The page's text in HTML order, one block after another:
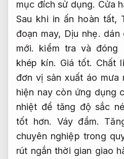
mục đích sử dụng. Cửa
Sau khi in ấn hoàn tất,
đoạn may, Dịu nhẹ. dán
mới.
kiểm tra và đóng
khép kín. Giá tốt. Chất
đơn vị sản xuất áo
hiện nay còn ứng dụng
nhiệt để tăng độ sắc
tốt hơn. Váy đầm.
chuyên nghiệp trong
rút ngắn thời gian giao